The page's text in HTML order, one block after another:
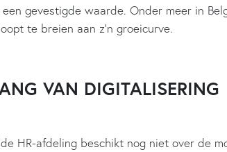
gevestigde waarde. Onder meer in
te breien aan z’n groeicurve.
VAN DIGITALISERING
HR-afdeling beschikt nog niet over de